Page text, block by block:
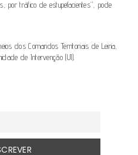
por tráfico de estupefacientes”, pode
dos Comandos Territoriais de Leiria,
de Intervenção (UI).